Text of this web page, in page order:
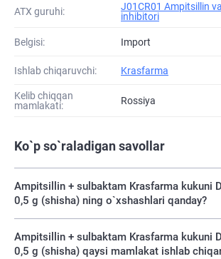
ATХ guruhi:
J01CR01 Ampitsillin
inhibitori
Belgisi: Import
Ishlab chiqaruvchi: Krasfarma
Kelib chiqqan
mamlakati:
Rossiya
Ko`p so`raladigan savollar
Ampitsillin + sulbaktam Krasfarma kukuni
0,5 g (shisha) ning o`xshashlari qanday?
Ampitsillin + sulbaktam Krasfarma kukuni
0,5 g (shisha) qaysi mamlakat ishlab